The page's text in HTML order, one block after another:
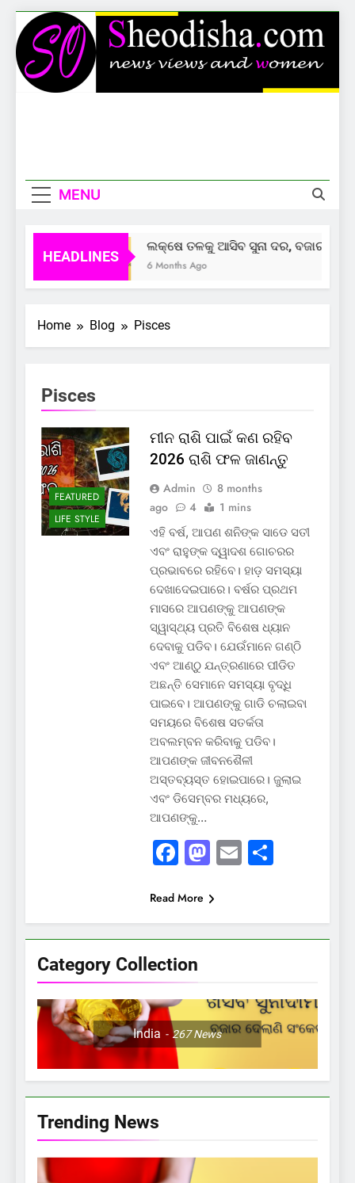
Skip
to
content
MENU
HEADLINES
ଲକ୍ଷେ ତଳକୁ ଆସିବ ସୁନା ଦର, ବଜାର
6 Months Ago
Home Blog Pisces
Category Collection
India 267News
Pisces
FEATURED
LIFE STYLE
ମୀନ ରାଶି ପାଇଁ କଣ ରହିବ
2026 ରାଶି ଫଳ ଜାଣନ୍ତୁ
Admin
8 months
ago
4 1 mins
ଏହି ବର୍ଷ, ଆପଣ ଶନିଙ୍କ ସାଡେ ସତୀ
ଏବଂ ରାହୁଙ୍କ ଦ୍ୱାଦଶ ଗୋଚରର
ପ୍ରଭାବରେ ରହିବେ। ହାଡ଼ ସମସ୍ୟା
ଦେଖାଦେଇପାରେ। ବର୍ଷର ପ୍ରଥମ
ମାସରେ ଆପଣଙ୍କୁ ଆପଣଙ୍କ
ସ୍ୱାସ୍ଥ୍ୟ ପ୍ରତି ବିଶେଷ ଧ୍ୟାନ
ଦେବାକୁ ପଡିବ। ଯେଉଁମାନେ ଗଣ୍ଠି
ଏବଂ ଆଣ୍ଠୁ ଯନ୍ତ୍ରଣାରେ ପୀଡିତ
ଅଛନ୍ତି ସେମାନେ ସମସ୍ୟା ବୃଦ୍ଧି
ପାଇବେ। ଆପଣଙ୍କୁ ଗାଡି ଚଲାଇବା
ସମୟରେ ବିଶେଷ ସତର୍କତା
ଅବଲମ୍ବନ କରିବାକୁ ପଡିବ।
ଆପଣଙ୍କ ଜୀବନଶୈଳୀ
ଅସ୍ତବ୍ୟସ୍ତ ହୋଇପାରେ। ଜୁଲାଇ
ଏବଂ ଡିସେମ୍ବର ମଧ୍ୟରେ,
ଆପଣଙ୍କୁ…
Facebook
Mastodon
EmailShare
Read More
Trending News